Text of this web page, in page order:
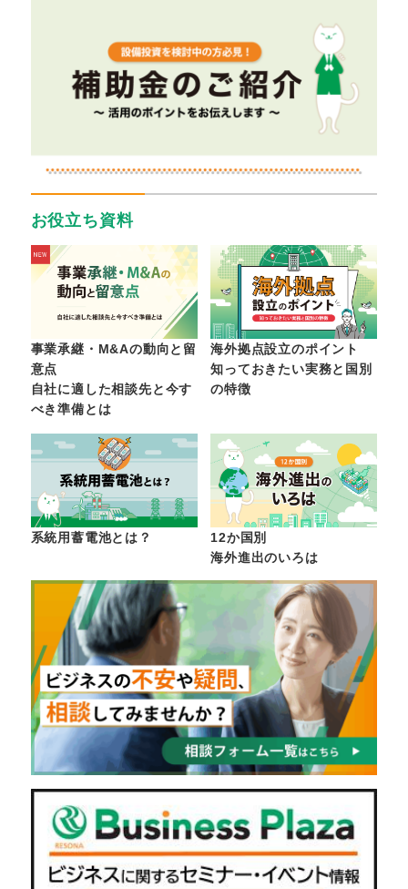
お役立ち資料
事業承継・M&Aの動向と留
意点
自社に適した相談先と今す
べき準備とは
海外拠点設立のポイント
知っておきたい実務と国別
の特徴
系統用蓄電池とは？
12か国別
海外進出のいろは